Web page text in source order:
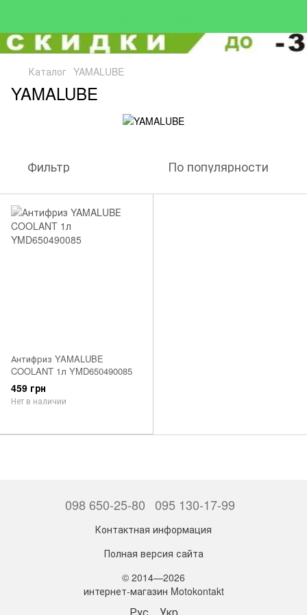
Каталог YAMALUBE
YAMALUBE
Фильтр По популярности
Антифриз YAMALUBE
COOLANT 1л YMD650490085
459 грн
Нет в наличии
098 650-25-80 095 130-17-99
Контактная информация
Полная версия сайта
© 2014—2026
интернет-магазин Motokontakt
Рус Укр